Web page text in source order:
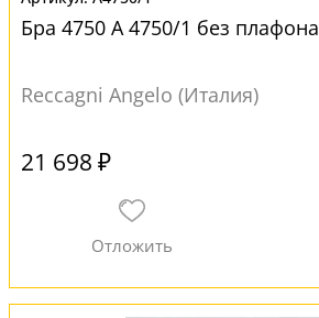
Бра 4750 A 4750/1 без плафона
Reccagni Angelo (Италия)
21 698 ₽